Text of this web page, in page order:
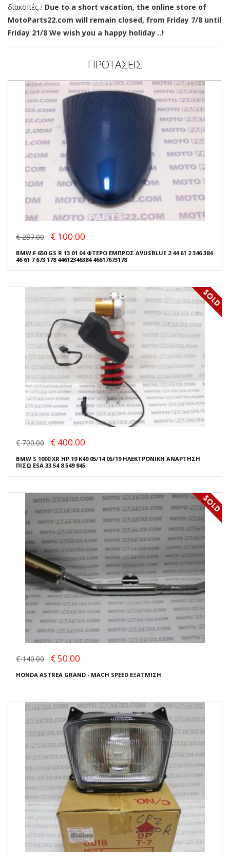
διακοπές..! Due to a short vacation, the online store of
MotoParts22.com will remain closed, from Friday 7/8 until
Friday 21/8 We wish you a happy holiday ..!
ΠΡΟΤΑΣΕΙΣ
€ 287.00 € 100.00
BMW F 650 GS R 13 01 04 ΦΤΕΡΟ ΕΜΠΡΟΣ AVUSBLUE 2 44 61 2 346 384
46 61 7 673 178 44612346384 46617673178
€ 700.00 € 400.00
BMW S 1000 XR HP 19 K49 05/14 05/19 ΗΛΕΚΤΡΟΝΙΚΗ ΑΝΑΡΤΗΣΗ
ΠΙΣΩ ESA 33 54 8 549 845
€ 140.00 € 50.00
HONDA ASTREA GRAND - MACH SPEED ΕΞΑΤΜΙΣΗ